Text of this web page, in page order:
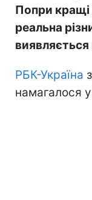
Попри кращі
реальна
РБК-Україна
намагалося